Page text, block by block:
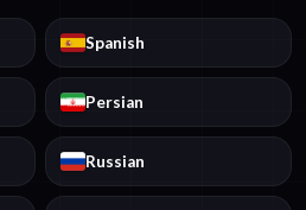
Spanish
Persian
Russian